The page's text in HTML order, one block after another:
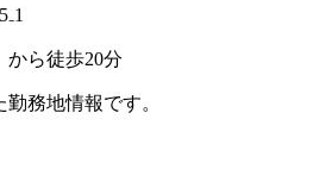
から徒歩20分
務地情報です。